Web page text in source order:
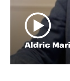
Aldric